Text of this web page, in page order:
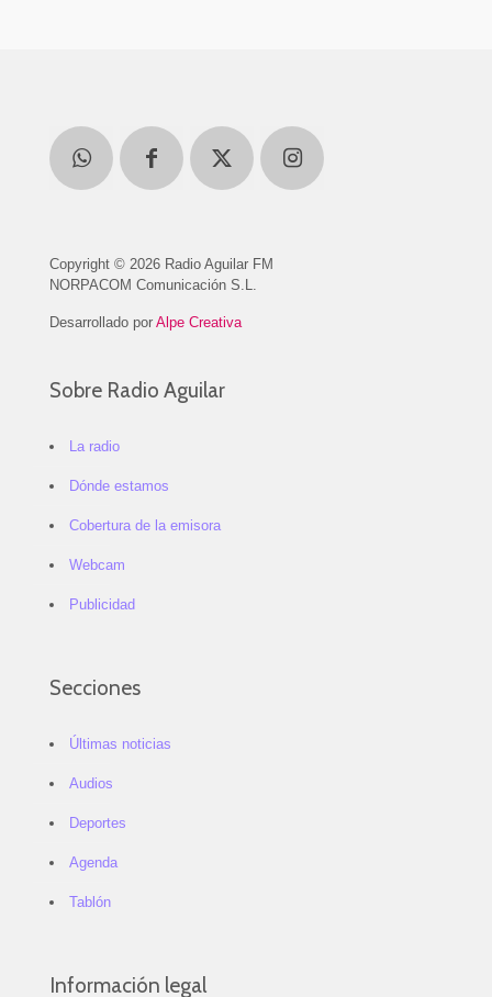
Copyright © 2026 Radio Aguilar FM
NORPACOM Comunicación S.L.
Desarrollado por Alpe Creativa
Sobre Radio Aguilar
La radio
Dónde estamos
Cobertura de la emisora
Webcam
Publicidad
Secciones
Últimas noticias
Audios
Deportes
Agenda
Tablón
Información legal